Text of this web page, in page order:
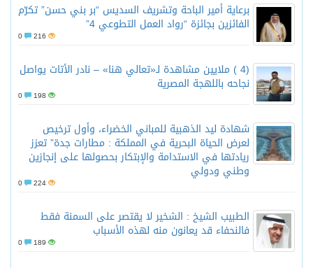
برعاية أمير الباحة وتشريف السديس “بر بني حسن” تكرّم
الفائزين بجائزة “رواد العمل التطوعي 4”
216
(4 ) ملايين مشاهدة لـ«تعالي هنا» – نادر الأتات يواصل
نجاحه باللهجة المصرية
198
شهادة ليد الذهبية للمباني الخضراء، وأول ترخيص
لعرض الحياة البحرية في المملكة : مطارات جدة” تعزز
ريادتها في الاستدامة والإبتكار بحصولها على إنجازين
وطني ودولي
224
الطبيب الشيخ : الشخير لا يقتصر على السمنة فقط
فالنحفاء قد يعانون منه لهذه الأسباب
189